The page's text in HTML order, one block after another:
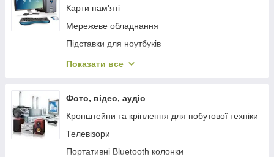
Карти пам'яті
Мережеве обладнання
Підставки для ноутбуків
Блоки живлення для ноутбуків
Показати все
Фото, відео, аудіо
Кронштейни та кріплення для побутової техніки
Телевізори
Портативні Bluetooth колонки